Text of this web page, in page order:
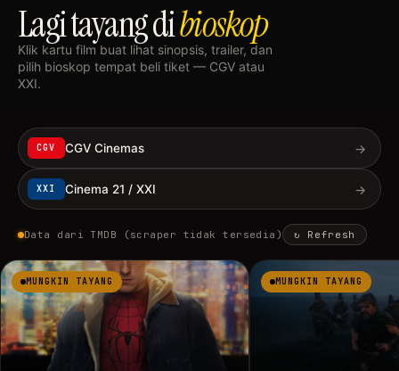
Lagi tayang dibioskop
Klik kartu film buat lihat sinopsis, trailer, dan
pilih bioskop tempat beli tiket — CGV atau
XXI.
CGV CGV Cinemas →
XXI Cinema 21 / XXI →
Data dari TMDB (scraper tidak tersedia) ↻ Refresh
MUNGKIN TAYANG MUNGKIN TAYANG